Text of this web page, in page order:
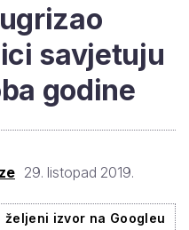
savjetuju
godine
29. listopad 2019.
izvor na Googleu